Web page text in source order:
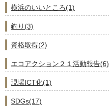
横浜のいいところ(1)
釣り(3)
資格取得(2)
エコアクション２１活動報告(6)
現場ICT化(1)
SDGs(17)